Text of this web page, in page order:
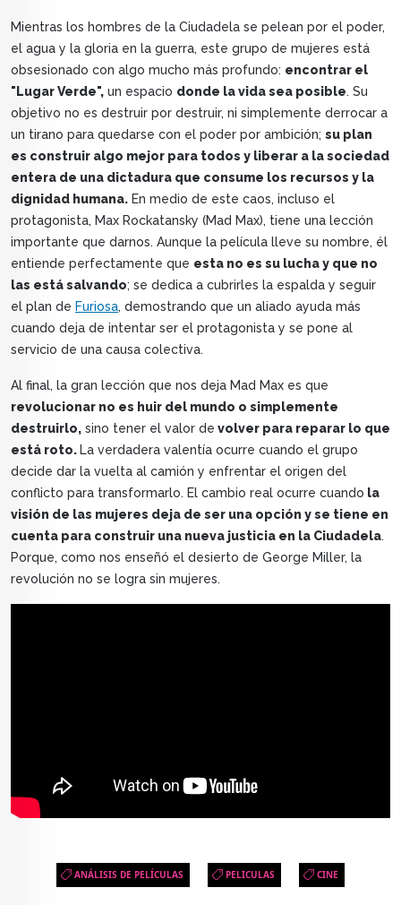
Mientras los hombres de la Ciudadela se pelean por el poder,
el agua y la gloria en la guerra, este grupo de mujeres está
obsesionado con algo mucho más profundo: encontrar el
"Lugar Verde", un espacio donde la vida sea posible. Su
objetivo no es destruir por destruir, ni simplemente derrocar a
un tirano para quedarse con el poder por ambición; su plan
es construir algo mejor para todos y liberar a la sociedad
entera de una dictadura que consume los recursos y la
dignidad humana. En medio de este caos, incluso el
protagonista, Max Rockatansky (Mad Max), tiene una lección
importante que darnos. Aunque la película lleve su nombre, él
entiende perfectamente que esta no es su lucha y que no
las está salvando; se dedica a cubrirles la espalda y seguir
el plan de Furiosa, demostrando que un aliado ayuda más
cuando deja de intentar ser el protagonista y se pone al
servicio de una causa colectiva.
Al final, la gran lección que nos deja Mad Max es que
revolucionar no es huir del mundo o simplemente
destruirlo, sino tener el valor de volver para reparar lo que
está roto. La verdadera valentía ocurre cuando el grupo
decide dar la vuelta al camión y enfrentar el origen del
conflicto para transformarlo. El cambio real ocurre cuando la
visión de las mujeres deja de ser una opción y se tiene en
cuenta para construir una nueva justicia en la Ciudadela.
Porque, como nos enseñó el desierto de George Miller, la
revolución no se logra sin mujeres.
ANÁLISIS DE PELÍCULAS PELICULAS CINE